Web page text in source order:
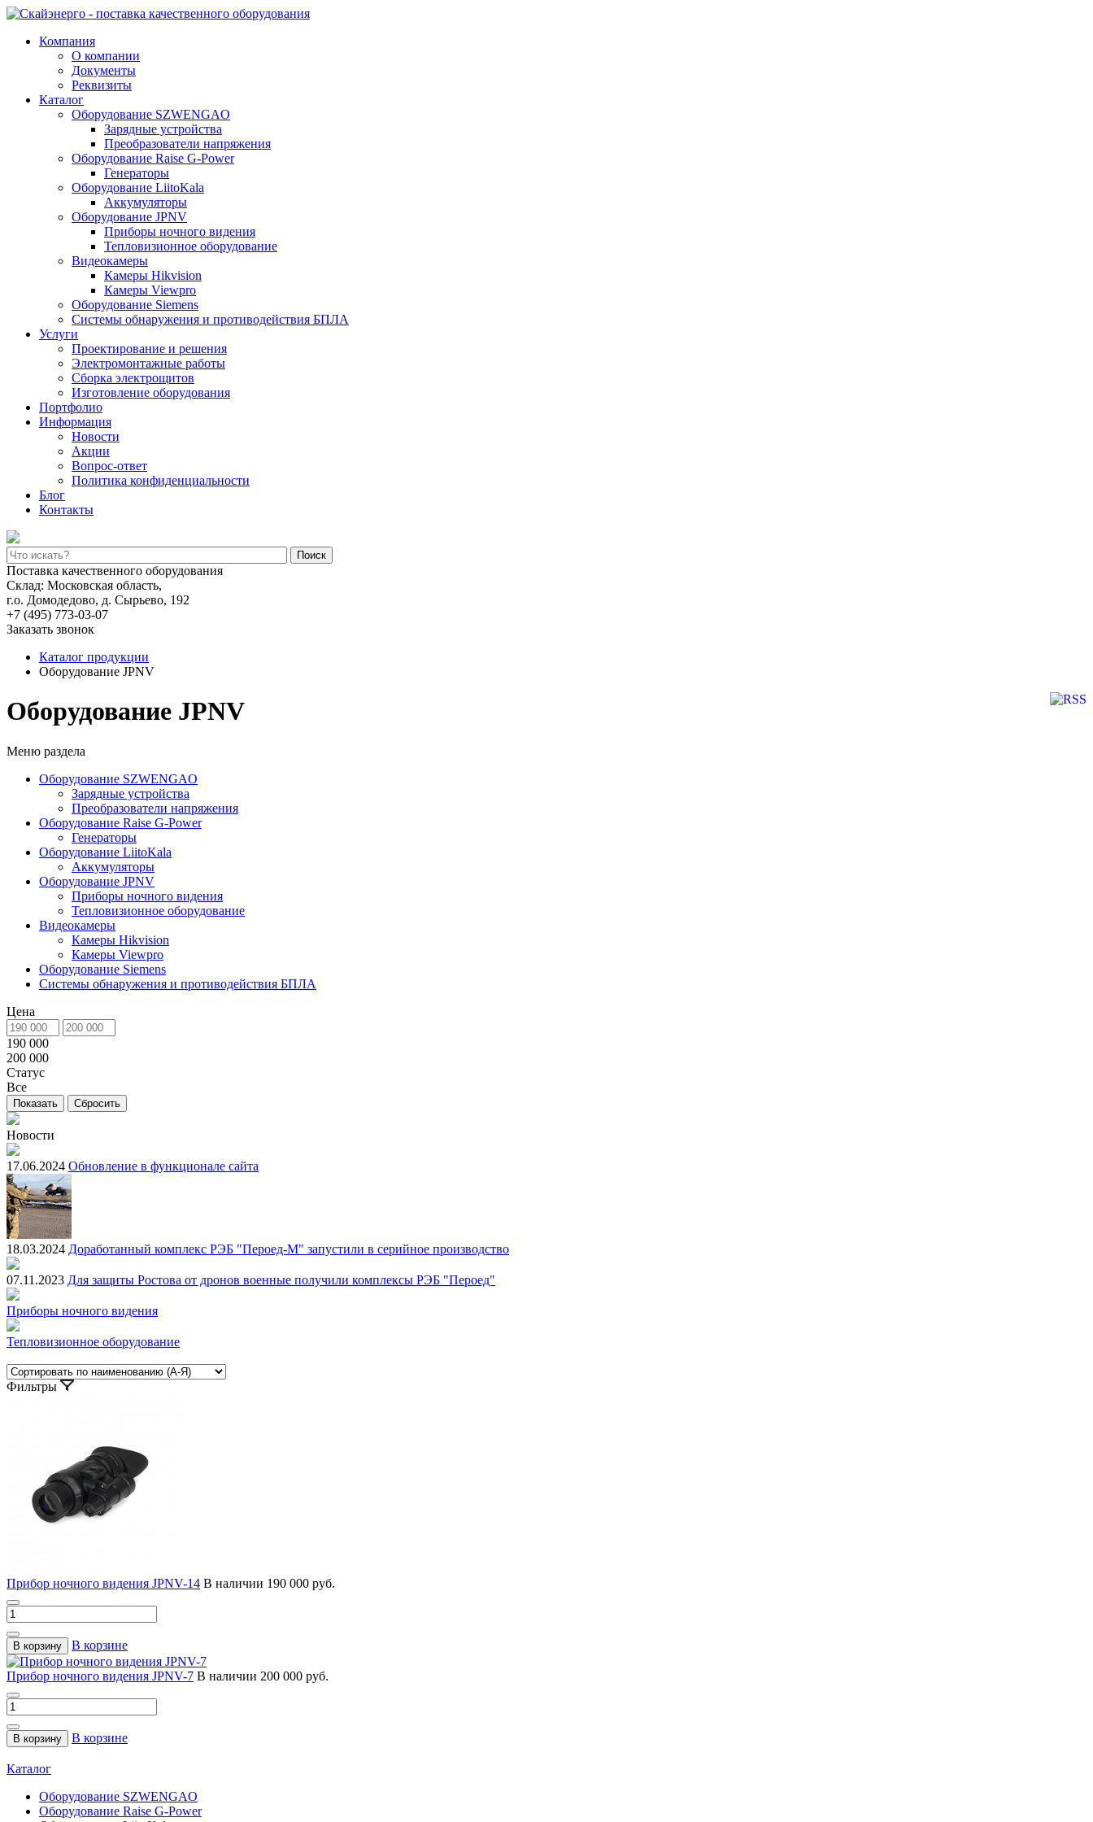
Компания
О компании
Документы
Реквизиты
Каталог
Оборудование SZWENGAO
Зарядные устройства
Преобразователи напряжения
Оборудование Raise G-Power
Генераторы
Оборудование LiitoKala
Аккумуляторы
Оборудование JPNV
Приборы ночного видения
Тепловизионное оборудование
Видеокамеры
Камеры Hikvision
Камеры Viewpro
Оборудование Siemens
Системы обнаружения и противодействия БПЛА
Услуги
Проектирование и решения
Электромонтажные работы
Сборка электрощитов
Изготовление оборудования
Портфолио
Информация
Новости
Акции
Вопрос-ответ
Политика конфиденциальности
Блог
Контакты
Поиск
Поставка качественного оборудования
Склад: Московская область,
г.о. Домодедово, д. Сырьево, 192
+7 (495) 773-03-07
Заказать звонок
Каталог продукции
Оборудование JPNV
Оборудование JPNV
Меню раздела
Оборудование SZWENGAO
Зарядные устройства
Преобразователи напряжения
Оборудование Raise G-Power
Генераторы
Оборудование LiitoKala
Аккумуляторы
Оборудование JPNV
Приборы ночного видения
Тепловизионное оборудование
Видеокамеры
Камеры Hikvision
Камеры Viewpro
Оборудование Siemens
Системы обнаружения и противодействия БПЛА
Цена
190 000
200 000
Статус
Все
Новости
17.06.2024 Обновление в функционале сайта
18.03.2024 Доработанный комплекс РЭБ "Пероед-М" запустили в серийное производство
07.11.2023 Для защиты Ростова от дронов военные получили комплексы РЭБ "Пероед"
Приборы ночного видения
Тепловизионное оборудование
Фильтры
Прибор ночного видения JPNV-14 В наличии 190 000 руб.
В корзину В корзине
Прибор ночного видения JPNV-7 В наличии 200 000 руб.
В корзину В корзине
Каталог
Оборудование SZWENGAO
Оборудование Raise G-Power